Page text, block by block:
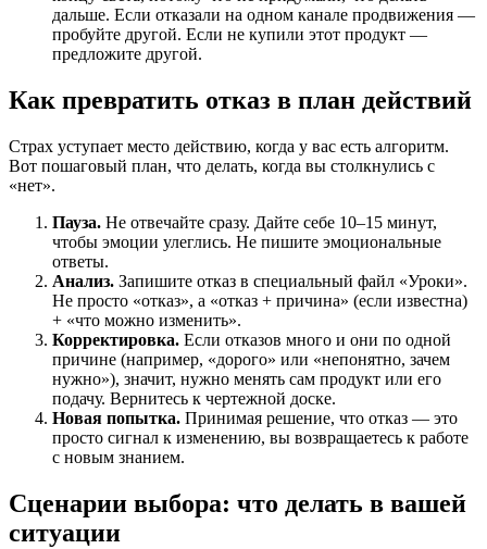
дальше. Если отказали на одном канале продвижения —
пробуйте другой. Если не купили этот продукт —
предложите другой.
Как превратить отказ в план действий
Страх уступает место действию, когда у вас есть алгоритм.
Вот пошаговый план, что делать, когда вы столкнулись с
«нет».
Пауза. Не отвечайте сразу. Дайте себе 10–15 минут,
чтобы эмоции улеглись. Не пишите эмоциональные
ответы.
Анализ. Запишите отказ в специальный файл «Уроки».
Не просто «отказ», а «отказ + причина» (если известна)
+ «что можно изменить».
Корректировка. Если отказов много и они по одной
причине (например, «дорого» или «непонятно, зачем
нужно»), значит, нужно менять сам продукт или его
подачу. Вернитесь к чертежной доске.
Новая попытка. Принимая решение, что отказ — это
просто сигнал к изменению, вы возвращаетесь к работе
с новым знанием.
Сценарии выбора: что делать в вашей
ситуации